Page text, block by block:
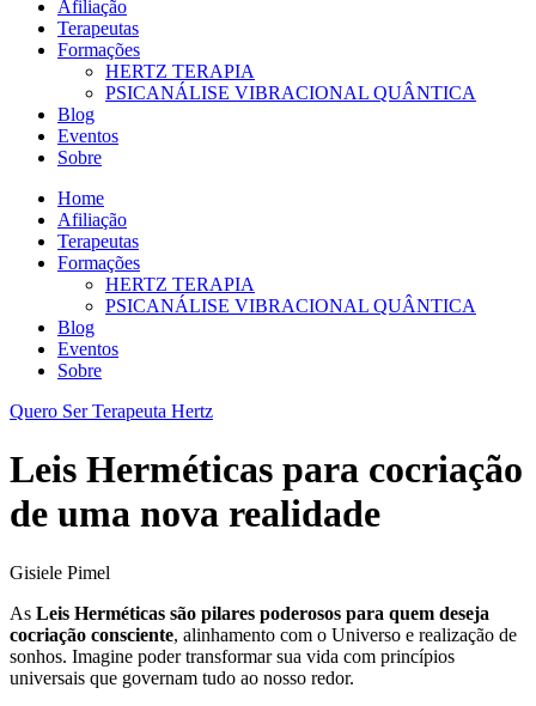
Afiliação
Terapeutas
Formações
HERTZ TERAPIA
PSICANÁLISE VIBRACIONAL QUÂNTICA
Blog
Eventos
Sobre
Home
Afiliação
Terapeutas
Formações
HERTZ TERAPIA
PSICANÁLISE VIBRACIONAL QUÂNTICA
Blog
Eventos
Sobre
Quero Ser Terapeuta Hertz
Leis Herméticas para cocriação
de uma nova realidade
Gisiele Pimel
As Leis Herméticas são pilares poderosos para quem deseja
cocriação consciente, alinhamento com o Universo e realização de
sonhos. Imagine poder transformar sua vida com princípios
universais que governam tudo ao nosso redor.